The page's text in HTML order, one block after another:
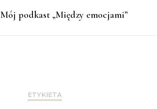
Mój podkast „Między emocjami”
ETYKIETA